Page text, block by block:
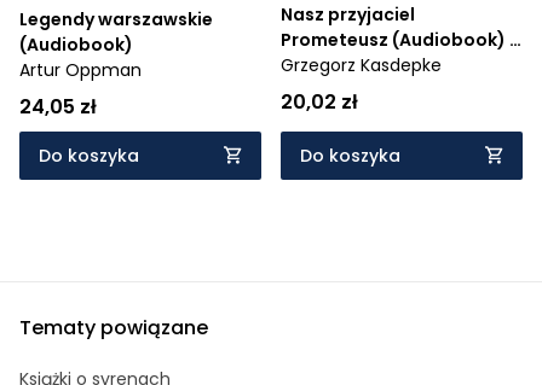
Legendy warszawskie
(Audiobook)
Artur Oppman
24,05 zł
Do koszyka
Nasz przyjaciel
Prometeusz (Audiobook) -
Mity greckie dla dzieci
część 1
Grzegorz Kasdepke
20,02 zł
Do koszyka
Tematy powiązane
Książki o syrenach